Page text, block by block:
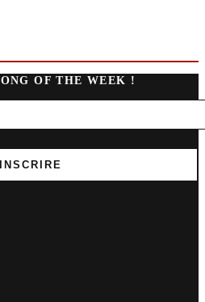
OF THE WEEK !